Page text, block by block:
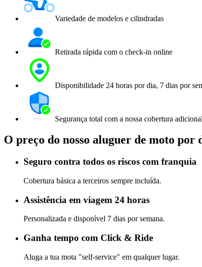
Variedade de modelos e cilindradas
Retirada rápida com o check-in online
Disponibilidade 24 horas por dia, 7 dias por
Segurança total com a nossa cobertura adicional
O preço do nosso aluguer de moto por
Seguro contra todos os riscos com franquia
Cobertura básica a terceiros sempre incluída.
Assistência em viagem 24 horas
Personalizada e disponível 7 dias por semana.
Ganha tempo com Click & Ride
Aluga a tua mota "self-service" em qualquer lugar.